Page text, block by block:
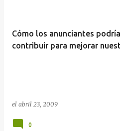
Cómo los anunciantes
contribuir para mejorar
el abril 23, 2009
0